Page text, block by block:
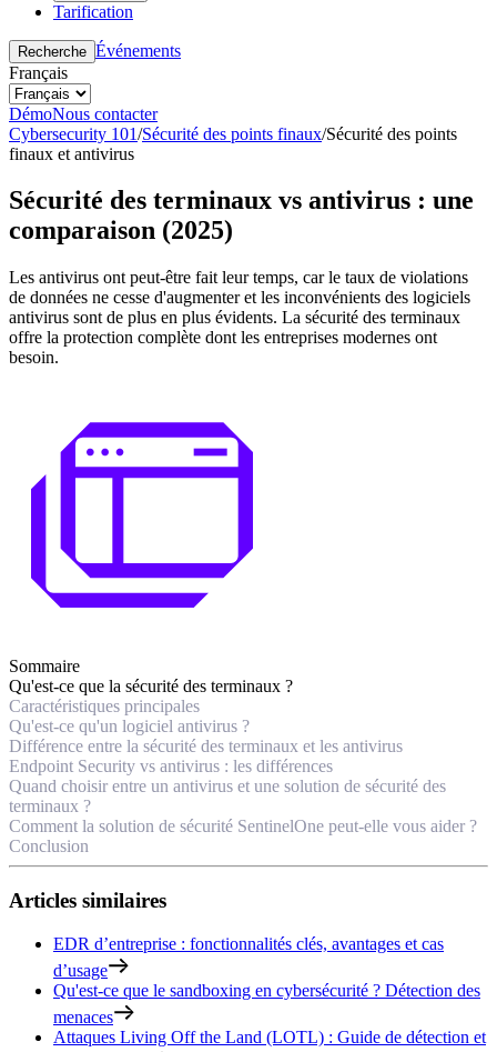
Tarification
Recherche Événements
Français
DémoNous contacter
Cybersecurity 101/Sécurité des points finaux/Sécurité des points
finaux et antivirus
Sécurité des terminaux vs antivirus : une
comparaison (2025)
Les antivirus ont peut-être fait leur temps, car le taux de violations
de données ne cesse d'augmenter et les inconvénients des logiciels
antivirus sont de plus en plus évidents. La sécurité des terminaux
offre la protection complète dont les entreprises modernes ont
besoin.
Sommaire
Qu'est-ce que la sécurité des terminaux ?
Caractéristiques principales
Qu'est-ce qu'un logiciel antivirus ?
Différence entre la sécurité des terminaux et les antivirus
Endpoint Security vs antivirus : les différences
Quand choisir entre un antivirus et une solution de sécurité des
terminaux ?
Comment la solution de sécurité SentinelOne peut-elle vous aider ?
Conclusion
Articles similaires
EDR d’entreprise : fonctionnalités clés, avantages et cas
d’usage
Qu'est-ce que le sandboxing en cybersécurité ? Détection des
menaces
Attaques Living Off the Land (LOTL) : Guide de détection et